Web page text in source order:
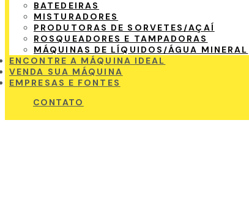
BATEDEIRAS
MISTURADORES
PRODUTORAS DE SORVETES/AÇAÍ
ROSQUEADORES E TAMPADORAS
MÁQUINAS DE LÍQUIDOS/ÁGUA MINERAL
ENCONTRE A MÁQUINA IDEAL
VENDA SUA MÁQUINA
EMPRESAS E FONTES
CONTATO